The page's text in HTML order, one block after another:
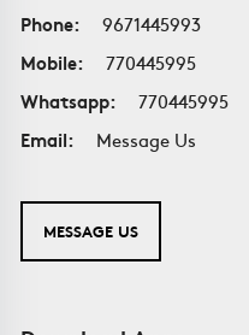
Phone:
9671445993
Mobile:
770445995
Whatsapp:
770445995
Email:
Message Us
MESSAGE US